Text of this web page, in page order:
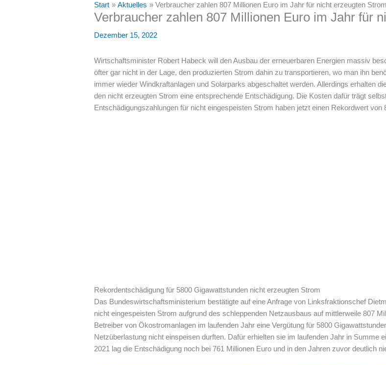
Start Aktuelles Verbraucher zahlen 807 Millionen Euro im Jahr für nicht erzeugten Strom
Verbraucher zahlen 807 Millionen Euro im Jahr für
Dezember 15, 2022
Wirtschaftsminister Robert Habeck will den Ausbau der erneuerbaren Energien massiv
öfter gar nicht in der Lage, den produzierten Strom dahin zu transportieren, wo man ihn
immer wieder Windkraftanlagen und Solarparks abgeschaltet werden. Allerdings erhalten
den nicht erzeugten Strom eine entsprechende Entschädigung. Die Kosten dafür trägt
Entschädigungszahlungen für nicht eingespeisten Strom haben jetzt einen Rekordwert
Rekordentschädigung für 5800 Gigawattstunden nicht erzeugten Strom
Das Bundeswirtschaftsministerium bestätigte auf eine Anfrage von Linksfraktionschef
nicht eingespeisten Strom aufgrund des schleppenden Netzausbaus auf mittlerweile 807
Betreiber von Ökostromanlagen im laufenden Jahr eine Vergütung für 5800
Netzüberlastung nicht einspeisen durften. Dafür erhielten sie im laufenden Jahr in Summe
2021 lag die Entschädigung noch bei 761 Millionen Euro und in den Jahren zuvor deutlich